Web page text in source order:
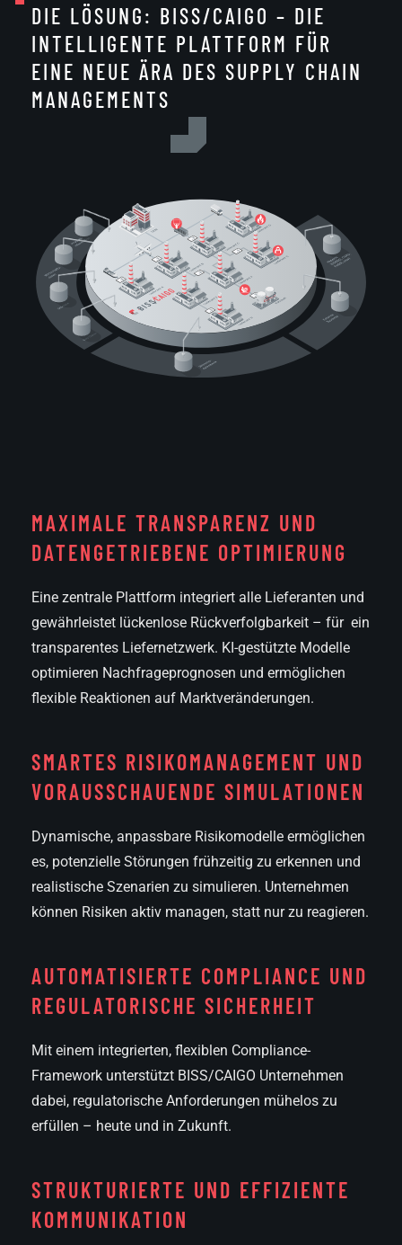
DIE LÖSUNG: BISS/CAIGO – DIE
INTELLIGENTE PLATTFORM FÜR
EINE NEUE ÄRA DES SUPPLY CHAIN
MANAGEMENTS
MAXIMALE TRANSPARENZ UND
DATENGETRIEBENE OPTIMIERUNG
Eine zentrale Plattform integriert alle Lieferanten und
gewährleistet lückenlose Rückverfolgbarkeit – für ein
transparentes Liefernetzwerk. KI-gestützte Modelle
optimieren Nachfrageprognosen und ermöglichen
flexible Reaktionen auf Marktveränderungen.
SMARTES RISIKO­MANAGEMENT UND
VORAUSSCHAUENDE SIMULATIONEN
Dynamische, anpassbare Risikomodelle ermöglichen
es, potenzielle Störungen frühzeitig zu erkennen und
realistische Szenarien zu simulieren. Unternehmen
können Risiken aktiv managen, statt nur zu reagieren.
AUTOMATISIERTE COMPLIANCE UND
REGULATORISCHE SICHERHEIT
Mit einem integrierten, flexiblen Compliance-
Framework unterstützt BISS/CAIGO Unternehmen
dabei, regulatorische Anforderungen mühelos zu
erfüllen – heute und in Zukunft.
STRUKTURIERTE UND EFFIZIENTE
KOMMUNIKATION